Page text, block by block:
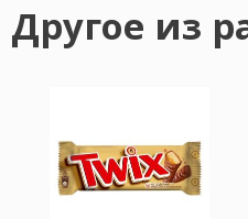
Другое из